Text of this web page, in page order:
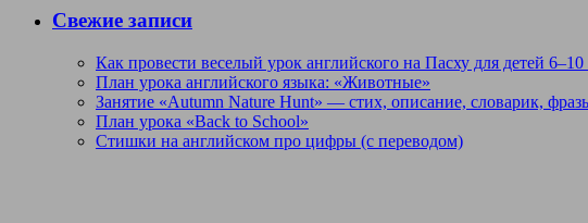
Свежие записи
Как провести веселый урок английского на Пасху для детей 6–10
План урока английского языка: «Животные»
Занятие «Autumn Nature Hunt» — стих, описание, словарик,
План урока «Back to School»
Стишки на английском про цифры (с переводом)